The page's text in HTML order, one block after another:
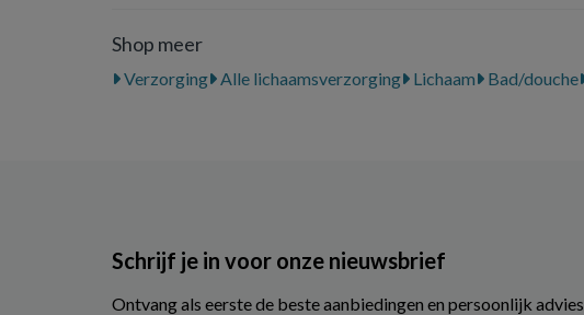
Shop meer
Verzorging Alle lichaamsverzorging Lichaam Bad/douche
Schrijf je in voor onze nieuwsbrief
Ontvang als eerste de beste aanbiedingen en persoonlijk advies